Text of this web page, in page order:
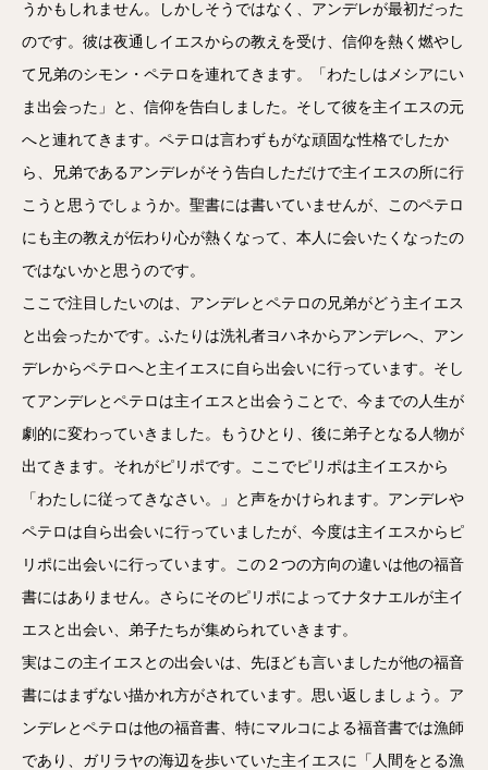
うかもしれません。しかしそうではなく、アンデレが最初だった
のです。彼は夜通しイエスからの教えを受け、信仰を熱く燃やし
て兄弟のシモン・ペテロを連れてきます。「わたしはメシアにい
ま出会った」と、信仰を告白しました。そして彼を主イエスの元
へと連れてきます。ペテロは言わずもがな頑固な性格でしたか
ら、兄弟であるアンデレがそう告白しただけで主イエスの所に行
こうと思うでしょうか。聖書には書いていませんが、このペテロ
にも主の教えが伝わり心が熱くなって、本人に会いたくなったの
ではないかと思うのです。
ここで注目したいのは、アンデレとペテロの兄弟がどう主イエス
と出会ったかです。ふたりは洗礼者ヨハネからアンデレへ、アン
デレからペテロへと主イエスに自ら出会いに行っています。そし
てアンデレとペテロは主イエスと出会うことで、今までの人生が
劇的に変わっていきました。もうひとり、後に弟子となる人物が
出てきます。それがピリポです。ここでピリポは主イエスから
「わたしに従ってきなさい。」と声をかけられます。アンデレや
ペテロは自ら出会いに行っていましたが、今度は主イエスからピ
リポに出会いに行っています。この２つの方向の違いは他の福音
書にはありません。さらにそのピリポによってナタナエルが主イ
エスと出会い、弟子たちが集められていきます。
実はこの主イエスとの出会いは、先ほども言いましたが他の福音
書にはまずない描かれ方がされています。思い返しましょう。ア
ンデレとペテロは他の福音書、特にマルコによる福音書では漁師
であり、ガリラヤの海辺を歩いていた主イエスに「人間をとる漁